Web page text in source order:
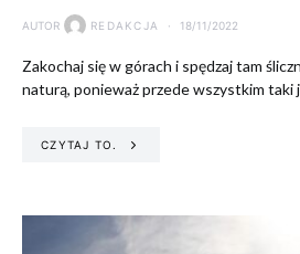
AUTOR REDAKCJA 18/11/2022
Zakochaj się w górach i spędzaj tam
naturą, ponieważ przede wszystkim
CZYTAJ TO.